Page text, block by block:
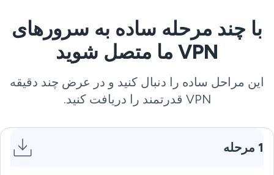
با چند مرحله ساده به سرورهای
VPN ما متصل شوید
این مراحل ساده را دنبال کنید و در عرض چند دقیقه
VPN قدرتمند را دریافت کنید.